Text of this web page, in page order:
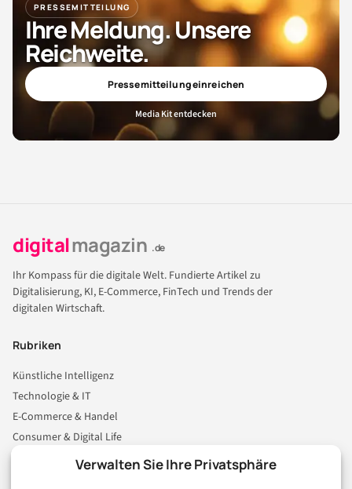
Verwalten Sie Ihre Privatsphäre
PRESSEMITTEILUNG
Ihre Meldung. Unsere
Reichweite.
Pressemitteilung einreichen
Media Kit entdecken
digitalmagazin .de
Ihr Kompass für die digitale Welt. Fundierte Artikel zu
Digitalisierung, KI, E-Commerce, FinTech und Trends der
digitalen Wirtschaft.
Rubriken
Künstliche Intelligenz
Technologie & IT
E-Commerce & Handel
Consumer & Digital Life